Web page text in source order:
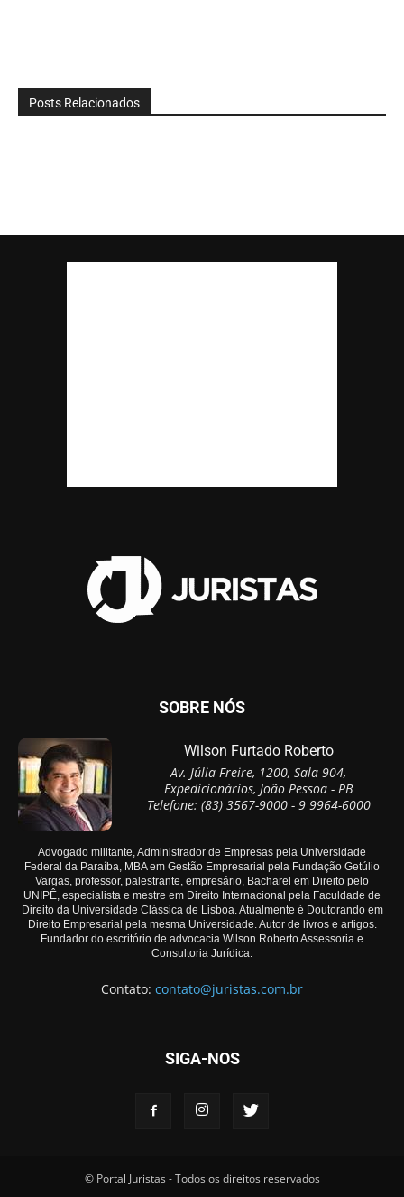
Posts Relacionados
SOBRE NÓS
Wilson Furtado Roberto
Av. Júlia Freire, 1200, Sala 904,
Expedicionários, João Pessoa - PB
Telefone: (83) 3567-9000 - 9 9964-6000
Advogado militante, Administrador de Empresas pela Universidade
Federal da Paraíba, MBA em Gestão Empresarial pela Fundação Getúlio
Vargas, professor, palestrante, empresário, Bacharel em Direito pelo
UNIPÊ, especialista e mestre em Direito Internacional pela Faculdade de
Direito da Universidade Clássica de Lisboa. Atualmente é Doutorando em
Direito Empresarial pela mesma Universidade. Autor de livros e artigos.
Fundador do escritório de advocacia Wilson Roberto Assessoria e
Consultoria Jurídica.
Contato: contato@juristas.com.br
SIGA-NOS
© Portal Juristas - Todos os direitos reservados